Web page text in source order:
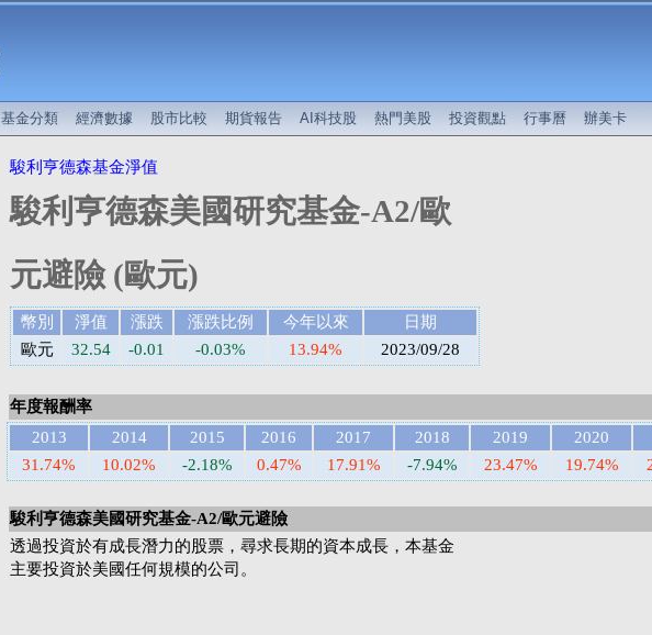
基金分類 經濟數據 股市比較 期貨報告 AI科技股 熱門美股 投資觀點 行事曆 辦美卡
駿利亨德森基金淨值
駿利亨德森美國研究基金-A2/歐
元避險 (歐元)
幣別 淨值 漲跌 漲跌比例 今年以來
日期
歐元
32.54 -0.01 -0.03% 13.94% 2023/09/28
年度報酬率
2013
2014 2015 2016 2017 2018 2019 2020
31.74%
10.02% -2.18% 0.47% 17.91% -7.94% 23.47% 19.74%
駿利亨德森美國研究基金-A2/歐元避險
透過投資於有成長潛力的股票，尋求長期的資本成長，本基金
主要投資於美國任何規模的公司。